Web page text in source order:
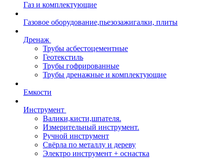
Газ и комплектующие
Газовое оборудование,пьезозажигалки, плиты
Дренаж
Трубы асбестоцементные
Геотекстиль
Трубы гофрированные
Трубы дренажные и комплектующие
Емкости
Инструмент
Валики,кисти,шпателя.
Измерительный инструмент.
Ручной инструмент
Свёрла по металлу и дереву
Электро инструмент + оснастка